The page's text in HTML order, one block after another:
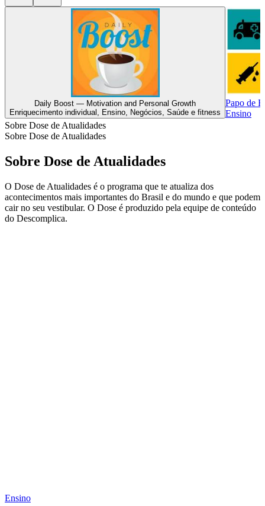
Daily Boost — Motivation and Personal Growth
Enriquecimento individual, Ensino, Negócios, Saúde e fitness
Papo de
Ensino
Sobre Dose de Atualidades
Sobre Dose de Atualidades
Sobre Dose de Atualidades
O Dose de Atualidades é o programa que te atualiza dos
acontecimentos mais importantes do Brasil e do mundo e que podem
cair no seu vestibular. O Dose é produzido pela equipe de conteúdo
do Descomplica.
Ensino